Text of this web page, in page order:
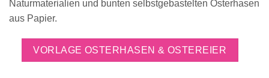
Naturmaterialien und bunten selbstgebastelten Osterhasen
aus Papier.
VORLAGE OSTERHASEN & OSTEREIER